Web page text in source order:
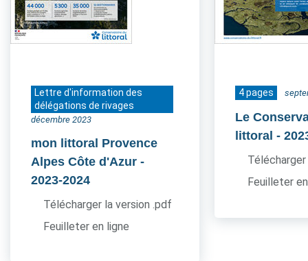
Lettre d'information des
délégations de rivages
décembre 2023
mon littoral Provence
Alpes Côte d'Azur -
2023-2024
Télécharger la version .pdf
Feuilleter en ligne
4 pages
Le
littoral-
Feuilleter